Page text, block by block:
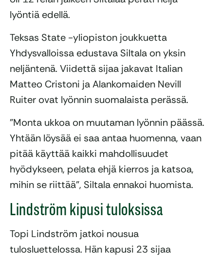
lyöntiä edellä.
Teksas State -yliopiston joukkuetta
Yhdysvalloissa edustava Siltala on yksin
neljäntenä. Viidettä sijaa jakavat Italian
Matteo Cristoni ja Alankomaiden Nevill
Ruiter ovat lyönnin suomalaista perässä.
”Monta ukkoa on muutaman lyönnin päässä.
Yhtään löysää ei saa antaa huomenna, vaan
pitää käyttää kaikki mahdollisuudet
hyödykseen, pelata ehjä kierros ja katsoa,
mihin se riittää”, Siltala ennakoi huomista.
Lindström kipusi tuloksissa
Topi Lindström jatkoi nousua
tulosluettelossa. Hän kapusi 23 sijaa